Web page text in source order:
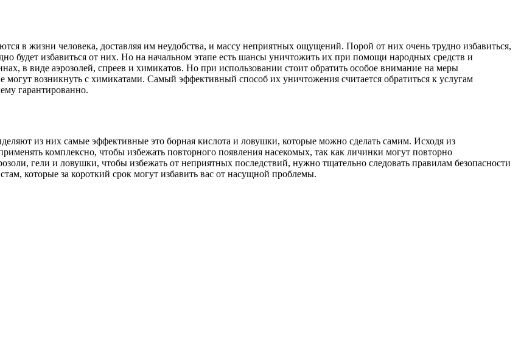
в жизни человека, доставляя им неудобства, и массу неприятных ощущений. Порой от них очень трудно избавиться,
будет избавиться от них. Но на начальном этапе есть шансы уничтожить их при помощи народных средств и
в виде аэрозолей, спреев и химикатов. Но при использовании стоит обратить особое внимание на меры
возникнуть с химикатами. Самый эффективный способ их уничтожения считается обратиться к услугам
гарантированно.
из них самые эффективные это борная кислота и ловушки, которые можно сделать самим. Исходя из
комплексно, чтобы избежать повторного появления насекомых, так как личинки могут повторно
гели и ловушки, чтобы избежать от неприятных последствий, нужно тщательно следовать правилам безопасности
которые за короткий срок могут избавить вас от насущной проблемы.